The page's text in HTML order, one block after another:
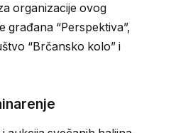
organizacije ovog
građana “Perspektiva”,
“Brčansko kolo” i